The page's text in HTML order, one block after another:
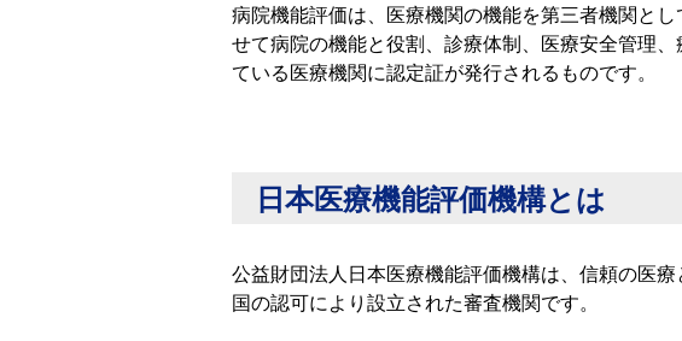
病院機能評価は、医療機関の機能を第三者機関と
せて病院の機能と役割、診療体制、医療安全管理
ている医療機関に認定証が発行されるものです。
日本医療機能評価機構とは
公益財団法人日本医療機能評価機構は、信頼の医
国の認可により設立された審査機関です。